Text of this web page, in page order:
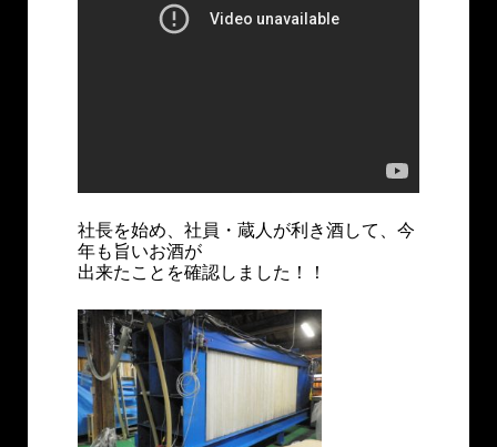
社長を始め、社員・蔵人が利き酒して、今
年も旨いお酒が
出来たことを確認しました！！